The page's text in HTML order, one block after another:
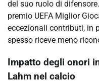
del suo ruolo di
premio UEFA Miglior
eccezionali contributi, in
spesso riceve meno
Impatto degli onori
Lahm nel calcio